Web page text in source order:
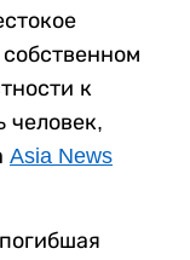
к
человек,
Asia News